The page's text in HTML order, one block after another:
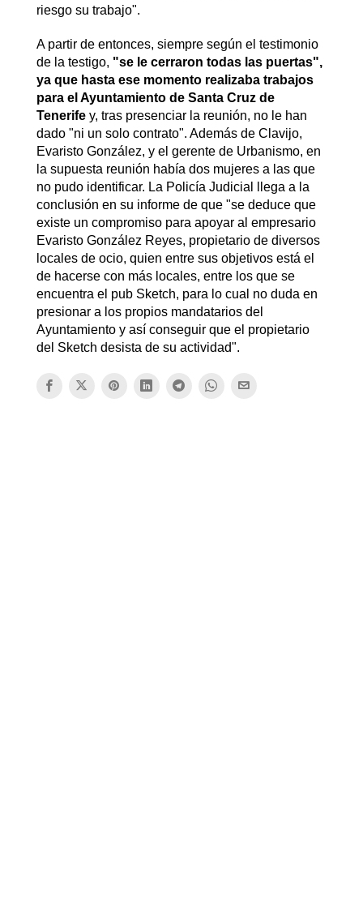
riesgo su trabajo".
A partir de entonces, siempre según el testimonio
de la testigo, "se le cerraron todas las puertas",
ya que hasta ese momento realizaba trabajos
para el Ayuntamiento de Santa Cruz de
Tenerife y, tras presenciar la reunión, no le han
dado "ni un solo contrato". Además de Clavijo,
Evaristo González, y el gerente de Urbanismo, en
la supuesta reunión había dos mujeres a las que
no pudo identificar. La Policía Judicial llega a la
conclusión en su informe de que "se deduce que
existe un compromiso para apoyar al empresario
Evaristo González Reyes, propietario de diversos
locales de ocio, quien entre sus objetivos está el
de hacerse con más locales, entre los que se
encuentra el pub Sketch, para lo cual no duda en
presionar a los propios mandatarios del
Ayuntamiento y así conseguir que el propietario
del Sketch desista de su actividad".